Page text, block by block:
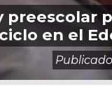
preescolar
ciclo en el